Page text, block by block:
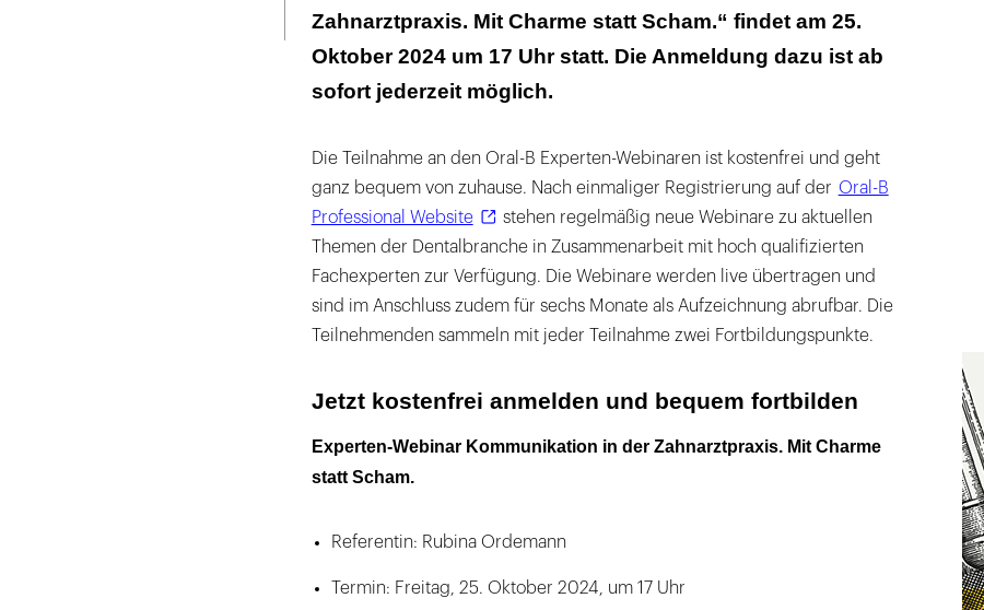
Zahnarztpraxis. Mit Charme statt Scham.“ findet am 25.
Oktober 2024 um 17 Uhr statt. Die Anmeldung dazu ist ab
sofort jederzeit möglich.
Die Teilnahme an den Oral-B Experten-Webinaren ist kostenfrei und geht
ganz bequem von zuhause. Nach einmaliger Registrierung auf der Oral-B
Professional Website
stehen regelmäßig neue Webinare zu aktuellen
Themen der Dentalbranche in Zusammenarbeit mit hoch qualifizierten
Fachexperten zur Verfügung. Die Webinare werden live übertragen und
sind im Anschluss zudem für sechs Monate als Aufzeichnung abrufbar. Die
Teilnehmenden sammeln mit jeder Teilnahme zwei Fortbildungspunkte.
Jetzt kostenfrei anmelden und bequem fortbilden
Experten-Webinar Kommunikation in der Zahnarztpraxis. Mit Charme
statt Scham.
Referentin: Rubina Ordemann
Termin: Freitag, 25. Oktober 2024, um 17 Uhr